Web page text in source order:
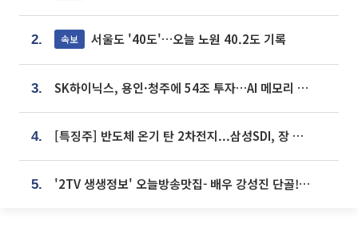
2. 속보 서울도 '40도'…오늘 노원 40.2도 기록
3. SK하이닉스, 용인·청주에 54조 투자…AI 메모리 생산기지 키운다
4. [특징주] 반도체 온기 탄 2차전지...삼성SDI, 장 초반 7% 넘게 껑충
5. '2TV 생생정보' 오늘방송맛집- 배우 강성진 단골! 쌀국수ㆍ푸팟퐁 커리 맛집 '블○○○'